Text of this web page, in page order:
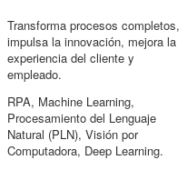
Transforma procesos completos,
impulsa la innovación, mejora la
experiencia del cliente y
empleado.
RPA, Machine Learning,
Procesamiento del Lenguaje
Natural (PLN), Visión por
Computadora, Deep Learning.